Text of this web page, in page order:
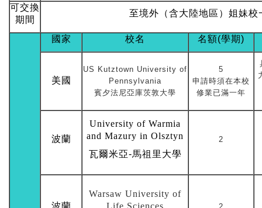
可交換
期間
至境外（含大陸地區）姐妹
國家 校名 名額(學期)
美國
US Kutztown University of
Pennsylvania
賓夕法尼亞庫茨敦大學
5
申請時須在本校
修業已滿一年
波蘭
University of Warmia
and Mazury in Olsztyn
瓦爾米亞-馬祖里大學
2
波蘭
Warsaw University of
Life Sciences